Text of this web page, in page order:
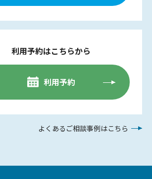
利用予約はこちらから
利用予約
よくあるご相談事例はこちら